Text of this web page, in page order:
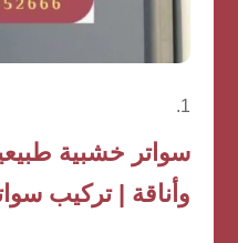
سواتر خشبية
وأناقة | تركيب